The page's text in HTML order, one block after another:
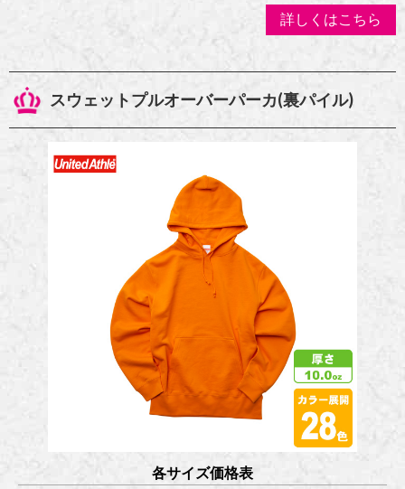
詳しくはこちら
スウェットプルオーバーパーカ(裏パイル)
各サイズ価格表